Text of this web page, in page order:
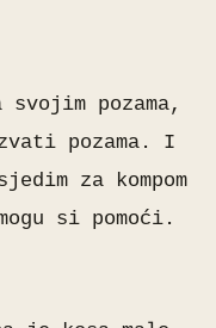
svojim pozama,
pozama. I
za kompom
si pomoći.